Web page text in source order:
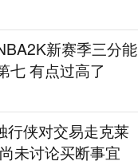
新赛季三分能
七 有点过高了
行侠对交易走克莱
未讨论买断事宜